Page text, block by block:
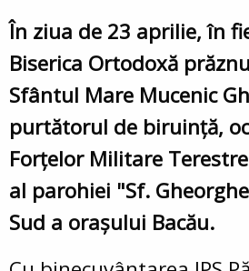
În ziua de 23 aprilie, în
Biserica Ortodoxă
Sfântul Mare Mucenic
purtătorul de biruință,
Forțelor Militare
al parohiei "Sf.
Sud a orașului Bacău.